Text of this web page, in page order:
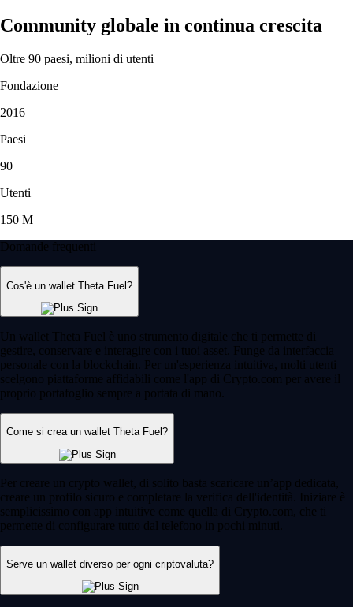
Community globale in continua crescita
Oltre 90 paesi, milioni di utenti
Fondazione
2016
Paesi
90
Utenti
150 M
Domande frequenti
Cos'è un wallet Theta Fuel?
Un wallet Theta Fuel è uno strumento digitale che ti permette di
gestire, conservare e interagire con i tuoi asset. Funge da interfaccia
personale con la blockchain. Per un'esperienza intuitiva, molti utenti
scelgono piattaforme affidabili come l'app di Crypto.com per avere il
proprio portafoglio sempre a portata di mano.
Come si crea un wallet Theta Fuel?
Per creare un crypto wallet, di solito basta scaricare un’app dedicata,
creare un profilo sicuro e completare la verifica dell'identità. Iniziare è
semplicissimo con app intuitive come quella di Crypto.com, che ti
permette di configurare tutto dal telefono in pochi minuti.
Serve un wallet diverso per ogni criptovaluta?